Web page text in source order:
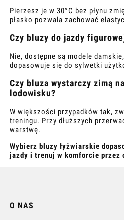
Pierzesz je w 30°C bez płynu
płasko pozwala zachować
Czy bluzy do jazdy
Nie, dostępne są modele
dopasowuje się do sylwetki
Czy bluza wystarczy zimą
lodowisku?
W większości przypadków tak,
treningu. Przy dłuższych
warstwę.
Wybierz bluzy łyżwiarskie
jazdy i trenuj w komforcie przez
O NAS